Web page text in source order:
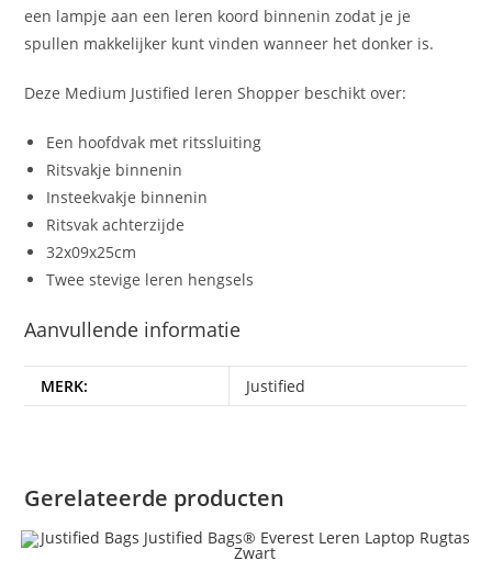
een lampje aan een leren koord binnenin zodat je je
spullen makkelijker kunt vinden wanneer het donker is.
Deze Medium Justified leren Shopper beschikt over:
Een hoofdvak met ritssluiting
Ritsvakje binnenin
Insteekvakje binnenin
Ritsvak achterzijde
32x09x25cm
Twee stevige leren hengsels
Aanvullende informatie
MERK: Justified
Gerelateerde producten